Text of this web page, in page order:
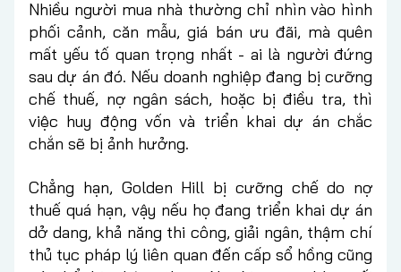
Nhiều người mua nhà thường chỉ nhìn vào hình
phối cảnh, căn mẫu, giá bán ưu đãi, mà quên
mất yếu tố quan trọng nhất - ai là người đứng
sau dự án đó. Nếu doanh nghiệp đang bị cưỡng
chế thuế, nợ ngân sách, hoặc bị điều tra, thì
việc huy động vốn và triển khai dự án chắc
chắn sẽ bị ảnh hưởng.
Chẳng hạn, Golden Hill bị cưỡng chế do nợ
thuế quá hạn, vậy nếu họ đang triển khai dự án
dở dang, khả năng thi công, giải ngân, thậm chí
thủ tục pháp lý liên quan đến cấp sổ hồng cũng